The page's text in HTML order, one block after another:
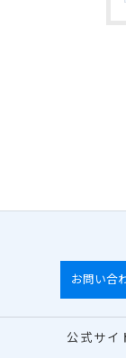
お問い合
公式サイ